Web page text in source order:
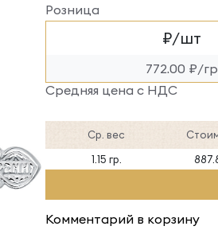
Розница
₽/шт
772.00 ₽/гр
Средняя цена с НДС
Ср. вес
1.15 гр.
Комментарий в корзину